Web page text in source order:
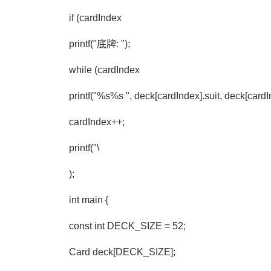
if (cardIndex
printf("底牌: ");
while (cardIndex
printf("%s%s ", deck[cardIndex].suit,
cardIndex++;
printf("\
);
int main {
const int DECK_SIZE = 52;
Card deck[DECK_SIZE];